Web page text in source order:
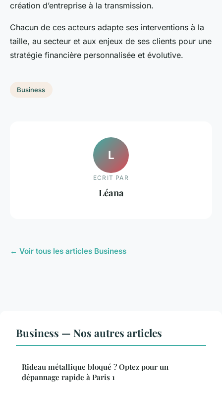
création d’entreprise à la transmission.
Chacun de ces acteurs adapte ses interventions à la
taille, au secteur et aux enjeux de ses clients pour une
stratégie financière personnalisée et évolutive.
Business
L
ECRIT PAR
Léana
← Voir tous les articles Business
Business — Nos autres articles
Rideau métallique bloqué ? Optez pour un
dépannage rapide à Paris 1